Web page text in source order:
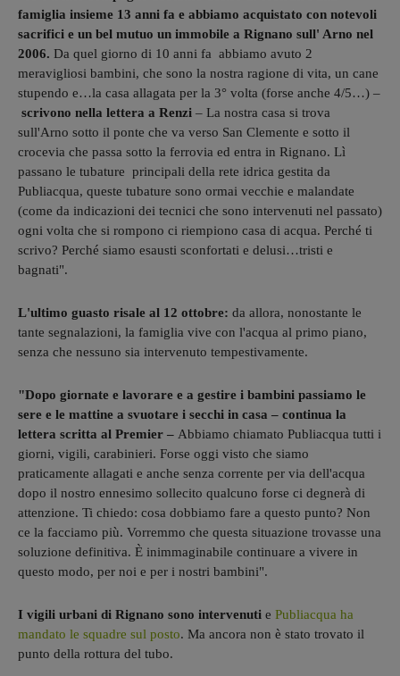
famiglia insieme 13 anni fa e abbiamo acquistato con notevoli
sacrifici e un bel mutuo un immobile a Rignano sull' Arno nel
2006. Da quel giorno di 10 anni fa abbiamo avuto 2
meravigliosi bambini, che sono la nostra ragione di vita, un cane
stupendo e…la casa allagata per la 3° volta (forse anche 4/5…) –
scrivono nella lettera a Renzi – La nostra casa si trova
sull'Arno sotto il ponte che va verso San Clemente e sotto il
crocevia che passa sotto la ferrovia ed entra in Rignano. Lì
passano le tubature principali della rete idrica gestita da
Publiacqua, queste tubature sono ormai vecchie e malandate
(come da indicazioni dei tecnici che sono intervenuti nel passato)
ogni volta che si rompono ci riempiono casa di acqua. Perché ti
scrivo? Perché siamo esausti sconfortati e delusi…tristi e
bagnati".
L'ultimo guasto risale al 12 ottobre: da allora, nonostante le
tante segnalazioni, la famiglia vive con l'acqua al primo piano,
senza che nessuno sia intervenuto tempestivamente.
"Dopo giornate e lavorare e a gestire i bambini passiamo le
sere e le mattine a svuotare i secchi in casa – continua la
lettera scritta al Premier – Abbiamo chiamato Publiacqua tutti i
giorni, vigili, carabinieri. Forse oggi visto che siamo
praticamente allagati e anche senza corrente per via dell'acqua
dopo il nostro ennesimo sollecito qualcuno forse ci degnerà di
attenzione. Ti chiedo: cosa dobbiamo fare a questo punto? Non
ce la facciamo più. Vorremmo che questa situazione trovasse una
soluzione definitiva. È inimmaginabile continuare a vivere in
questo modo, per noi e per i nostri bambini".
I vigili urbani di Rignano sono intervenuti e Publiacqua ha
mandato le squadre sul posto. Ma ancora non è stato trovato il
punto della rottura del tubo.